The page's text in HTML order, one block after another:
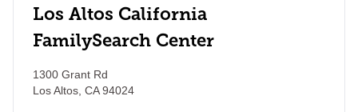
Los Altos California
FamilySearch Center
1300 Grant Rd
Los Altos CA94024